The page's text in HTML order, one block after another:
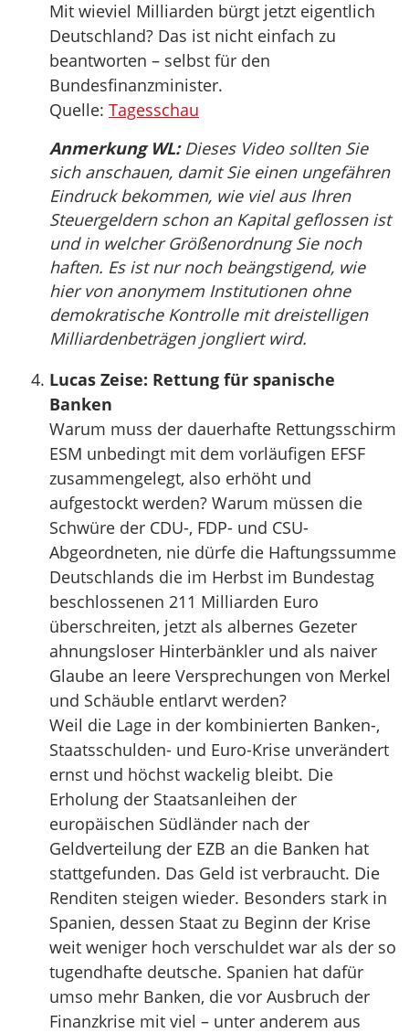
Mit wieviel Milliarden bürgt jetzt eigentlich
Deutschland? Das ist nicht einfach zu
beantworten – selbst für den
Bundesfinanzminister.
Quelle: Tagesschau
Anmerkung WL:Dieses Video sollten Sie
sich anschauen, damit Sie einen ungefähren
Eindruck bekommen, wie viel aus Ihren
Steuergeldern schon an Kapital geflossen ist
und in welcher Größenordnung Sie noch
haften. Es ist nur noch beängstigend, wie
hier von anonymem Institutionen ohne
demokratische Kontrolle mit dreistelligen
Milliardenbeträgen jongliert wird.
Lucas Zeise: Rettung für spanische
Banken
Warum muss der dauerhafte Rettungsschirm
ESM unbedingt mit dem vorläufigen EFSF
zusammengelegt, also erhöht und
aufgestockt werden? Warum müssen die
Schwüre der CDU-, FDP- und CSU-
Abgeordneten, nie dürfe die Haftungssumme
Deutschlands die im Herbst im Bundestag
beschlossenen 211 Milliarden Euro
überschreiten, jetzt als albernes Gezeter
ahnungsloser Hinterbänkler und als naiver
Glaube an leere Versprechungen von Merkel
und Schäuble entlarvt werden?
Weil die Lage in der kombinierten Banken-,
Staatsschulden- und Euro-Krise unverändert
ernst und höchst wackelig bleibt. Die
Erholung der Staatsanleihen der
europäischen Südländer nach der
Geldverteilung der EZB an die Banken hat
stattgefunden. Das Geld ist verbraucht. Die
Renditen steigen wieder. Besonders stark in
Spanien, dessen Staat zu Beginn der Krise
weit weniger hoch verschuldet war als der so
tugendhafte deutsche. Spanien hat dafür
umso mehr Banken, die vor Ausbruch der
Finanzkrise mit viel – unter anderem aus